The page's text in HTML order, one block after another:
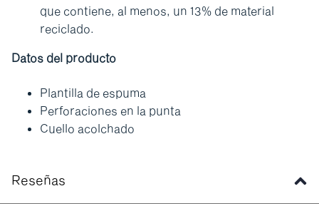
que contiene, al menos, un 13% de material
reciclado.
Datos del producto
Plantilla de espuma
Perforaciones en la punta
Cuello acolchado
Reseñas